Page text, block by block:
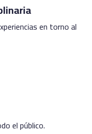
en torno al
el público.